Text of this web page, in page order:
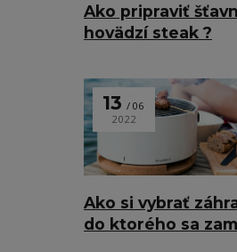
Ako pripraviť
hovädzí steak ?
Ako si vybrať
do ktorého sa
13
06
2022